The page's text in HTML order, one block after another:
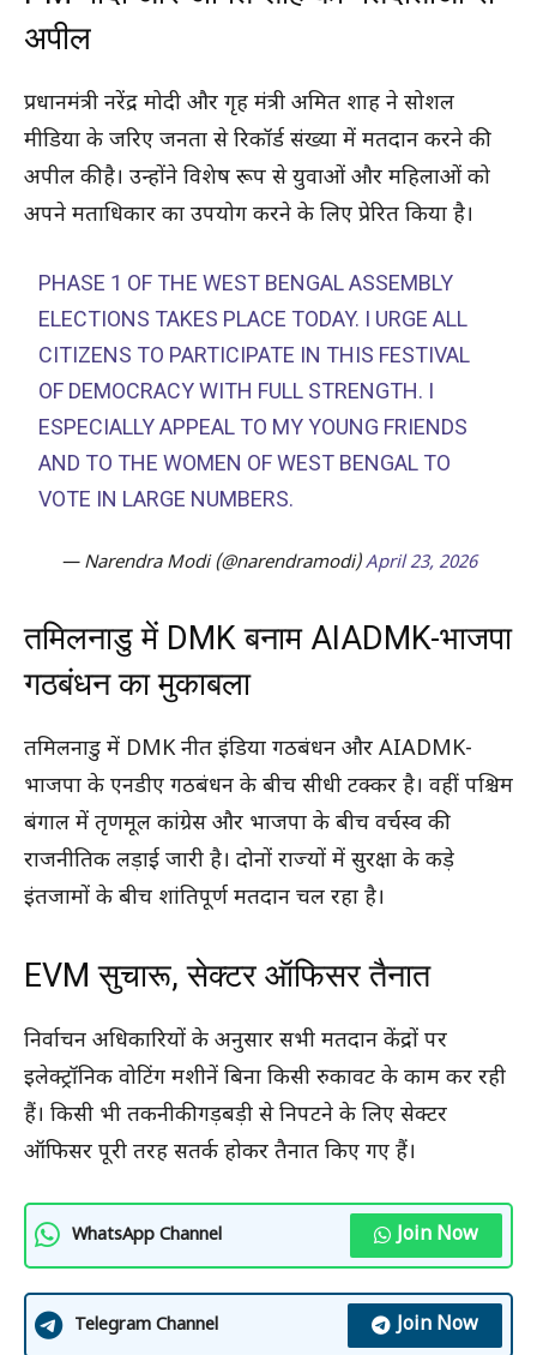
अपील
प्रधानमंत्री नरेंद्र मोदी और गृह मंत्री अमित शाह ने सोशल
मीडिया के जरिए जनता से रिकॉर्ड संख्या में मतदान करने की
अपील की है। उन्होंने विशेष रूप से युवाओं और महिलाओं को
अपने मताधिकार का उपयोग करने के लिए प्रेरित किया है।
PHASE 1 OF THE WEST BENGAL ASSEMBLY
ELECTIONS TAKES PLACE TODAY. I URGE ALL
CITIZENS TO PARTICIPATE IN THIS FESTIVAL
OF DEMOCRACY WITH FULL STRENGTH. I
ESPECIALLY APPEAL TO MY YOUNG FRIENDS
AND TO THE WOMEN OF WEST BENGAL TO
VOTE IN LARGE NUMBERS.
— Narendra Modi (@narendramodi)April 23, 2026
तमिलनाडु में DMK बनाम AIADMK-भाजपा
गठबंधन का मुकाबला
तमिलनाडु में DMK नीत इंडिया गठबंधन और AIADMK-
भाजपा के एनडीए गठबंधन के बीच सीधी टक्कर है। वहीं पश्चिम
बंगाल में तृणमूल कांग्रेस और भाजपा के बीच वर्चस्व की
राजनीतिक लड़ाई जारी है। दोनों राज्यों में सुरक्षा के कड़े
इंतजामों के बीच शांतिपूर्ण मतदान चल रहा है।
EVM सुचारू, सेक्टर ऑफिसर तैनात
निर्वाचन अधिकारियों के अनुसार सभी मतदान केंद्रों पर
इलेक्ट्रॉनिक वोटिंग मशीनें बिना किसी रुकावट के काम कर रही
हैं। किसी भी तकनीकी गड़बड़ी से निपटने के लिए सेक्टर
ऑफिसर पूरी तरह सतर्क होकर तैनात किए गए हैं।
WhatsApp Channel Join Now
Telegram Channel Join Now